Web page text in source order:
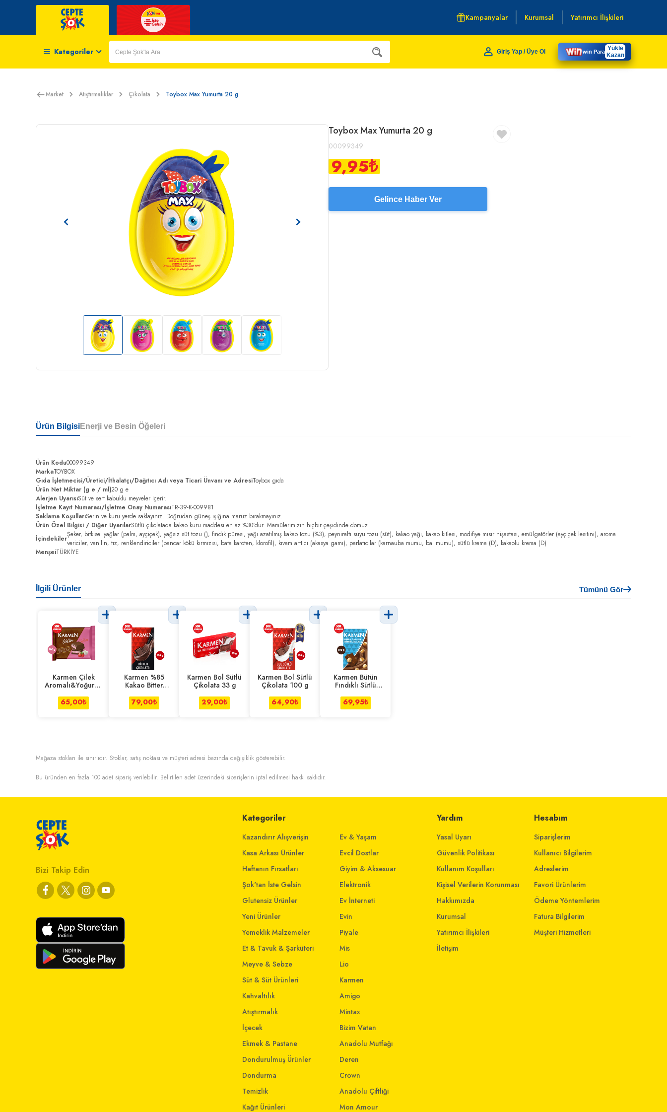
Kampanyalar Kurumsal Yatırımcı İlişkileri
Kategoriler Giriş Yap / Üye Ol win Para Yükle
Kazan
Market Atıştırmalıklar Çikolata Toybox Max Yumurta 20 g
Toybox Max Yumurta 20 g
00099349
9,95₺
Gelince Haber Ver
Ürün BilgisiEnerji ve Besin Öğeleri
Ürün Kodu00099349
MarkaTOYBOX
Gıda İşletmecisi/Üretici/İthalatçı/Dağıtıcı Adı veya Ticari Ünvanı ve AdresiToybox gıda
Ürün Net Miktar (g e / ml)20 g e
Alerjen UyarısıSüt ve sert kabuklu meyveler içerir.
İşletme Kayıt Numarası/İşletme Onay NumarasıTR-39-K-009981
Saklama KoşullarıSerin ve kuru yerde saklayınız. Doğrudan güneş ışığına maruz bırakmayınız.
Ürün Özel Bilgisi / Diğer UyarılarSütlü çikolatada kakao kuru maddesi en az %30'dur. Mamülerimizin hiçbir çeşidinde domuz
İçindekilerŞeker, bitkisel yağlar (palm, ayçiçek), yağsız süt tozu (), fındık püresi, yağı azatılmış kakao tozu (%3), peyniraltı suyu tozu (süt), kakao yağı, kakao kitlesi, modifiye mısır nişastası, emülgatörler (ayçiçek lesitini), aroma
vericiler, vanilin, tız, renklendiriciler (pancar kökü kırmızısı, bata karoten, klorofil), kıvam arttıcı (akasya gamı), parlatıcılar (karnauba mumu, bal mumu), sütlü krema (D), kakaolu krema (D)
MenşeiTÜRKİYE
İlgili Ürünler Tümünü Gör
Karmen Çilek
Aromalı&Yoğurtlu
100 g
65,00₺
Karmen %85
Kakao Bitter
79,00₺
Karmen Bol Sütlü
Çikolata 33 g
29,00₺
Karmen Bol Sütlü
Çikolata 100 g
64,90₺
Karmen Bütün
Fındıklı Sütlü
69,95₺
Mağaza stokları ile sınırlıdır. Stoklar, satış noktası ve müşteri adresi bazında değişiklik gösterebilir.
Bu üründen en fazla 100 adet sipariş verilebilir. Belirtilen adet üzerindeki siparişlerin iptal edilmesi hakkı saklıdır.
Bizi Takip Edin
Kategoriler
Kazandırır Alışverişin
Kasa Arkası Ürünler
Haftanın Fırsatları
Şok'tan İste Gelsin
Glutensiz Ürünler
Yeni Ürünler
Yemeklik Malzemeler
Et & Tavuk & Şarküteri
Meyve & Sebze
Süt & Süt Ürünleri
Kahvaltılık
Atıştırmalık
İçecek
Ekmek & Pastane
Dondurulmuş Ürünler
Dondurma
Temizlik
Kağıt Ürünleri
Ev & Yaşam
Evcil Dostlar
Giyim & Aksesuar
Elektronik
Ev İnterneti
Evin
Piyale
Mis
Lio
Karmen
Amigo
Mintax
Bizim Vatan
Anadolu Mutfağı
Deren
Crown
Anadolu Çiftliği
Mon Amour
Yardım
Yasal Uyarı
Güvenlik Politikası
Kullanım Koşulları
Kişisel Verilerin Korunması
Hakkımızda
Kurumsal
Yatırımcı İlişkileri
İletişim
Hesabım
Siparişlerim
Kullanıcı Bilgilerim
Adreslerim
Favori Ürünlerim
Ödeme Yöntemlerim
Fatura Bilgilerim
Müşteri Hizmetleri